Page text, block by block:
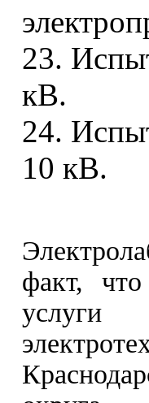
23.
кВ.
24.
10 кВ.
факт,